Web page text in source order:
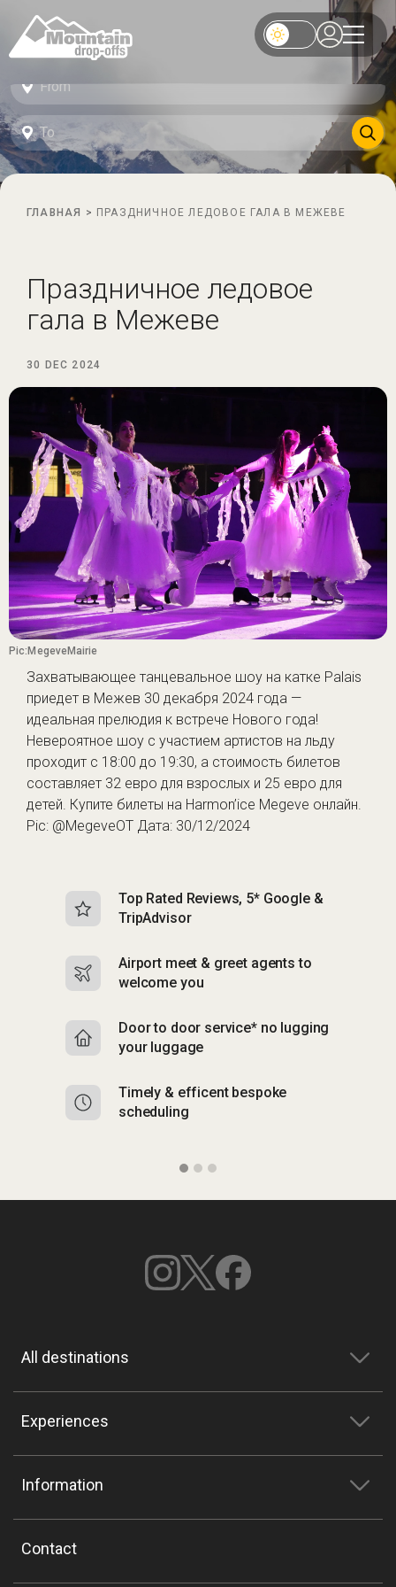
ГЛАВНАЯ > ПРАЗДНИЧНОЕ ЛЕДОВОЕ ГАЛА В МЕЖЕВЕ
Праздничное ледовое
гала в Межеве
30 DEC 2024
Pic:MegeveMairie
Захватывающее танцевальное шоу на катке Palais
приедет в Межев 30 декабря 2024 года —
идеальная прелюдия к встрече Нового года!
Невероятное шоу с участием артистов на льду
проходит с 18:00 до 19:30, а стоимость билетов
составляет 32 евро для взрослых и 25 евро для
детей. Купите билеты на Harmon’ice Megeve онлайн.
Pic: @MegeveOT Дата: 30/12/2024
Top Rated Reviews, 5* Google &
TripAdvisor
Airport meet & greet agents to
welcome you
Door to door service* no lugging
your luggage
Timely & efficent bespoke
scheduling
All destinations
Experiences
Information
Contact